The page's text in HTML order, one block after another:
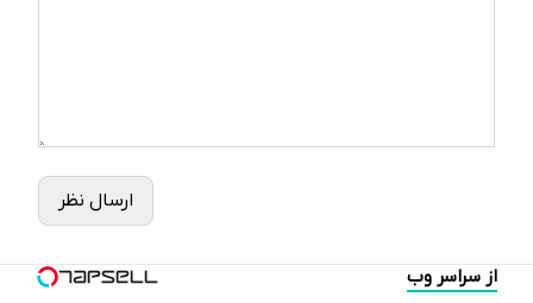
ارسال نظر
از سراسر وب